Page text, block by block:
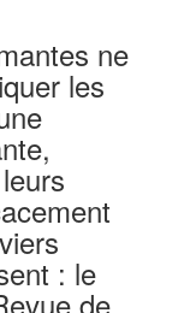
ne
les
: le
de